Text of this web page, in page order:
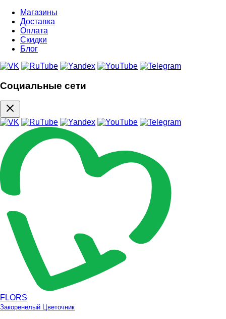
Магазины
Доставка
Оплата
Скидки
Блог
Социальные сети
FLORS
Закоренелый Цветочник